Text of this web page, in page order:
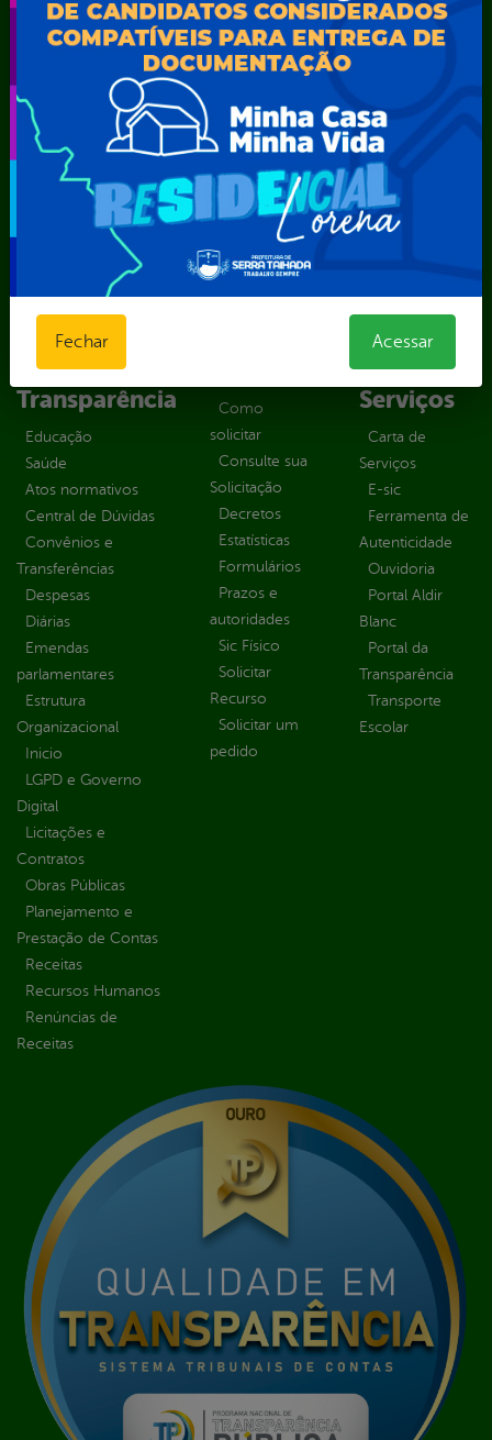
SEMARH / Secretaria de Agricultura Familiar – SEMAF
Secretaria Municipal de Educação – SEST
Secretaria Municipal de Esporte e Lazer – SEMEL
Secretaria Municipal de Finanças – SECFIN
Secretaria Municipal de Governo – SEGOV
Secretaria Municipal de Meio Ambiente – SEMA
Secretaria Municipal de Planejamento e Gestão – SEPLAG
Secretaria Municipal de Relações Institucionais – SEMRI
Secretaria Municipal de Saúde – SMS
Secretaria Municipal de Serviços Públicos – SEMUSP
Superintendência de Trânsito e Transportes de Serra
Talhada-STTRANS
Transparência, Fiscalização e Controle
Portal da
Transparência
Educação
Saúde
Atos normativos
Central de Dúvidas
Convênios e
Transferências
Despesas
Diárias
Emendas
parlamentares
Estrutura
Organizacional
Inicio
LGPD e Governo
Digital
Licitações e
Contratos
Obras Públicas
Planejamento e
Prestação de Contas
Receitas
Recursos Humanos
Renúncias de
Receitas
Como
solicitar
Consulte sua
Solicitação
Decretos
Estatísticas
Formulários
Prazos e
autoridades
Sic Físico
Solicitar
Recurso
Solicitar um
pedido
Outros
Serviços
Carta de
Serviços
E-sic
Ferramenta de
Autenticidade
Ouvidoria
Portal Aldir
Blanc
Portal da
Transparência
Transporte
Escolar
Fechar Acessar